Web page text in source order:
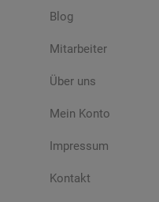
Blog
Mitarbeiter
Über uns
Mein Konto
Impressum
Kontakt